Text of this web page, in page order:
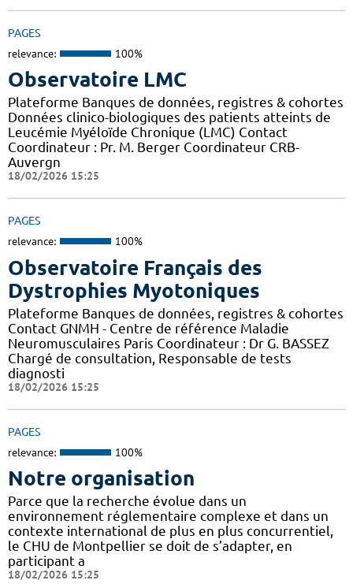
PAGES
relevance: 100%
Observatoire LMC
Plateforme Banques de données, registres & cohortes
Données clinico-biologiques des patients atteints de
Leucémie Myéloïde Chronique (LMC) Contact
Coordinateur : Pr. M. Berger Coordinateur CRB-
Auvergn
18/02/2026 15:25
PAGES
relevance: 100%
Observatoire Français des
Dystrophies Myotoniques
Plateforme Banques de données, registres & cohortes
Contact GNMH - Centre de référence Maladie
Neuromusculaires Paris Coordinateur : Dr G. BASSEZ
Chargé de consultation, Responsable de tests
diagnosti
18/02/2026 15:25
PAGES
relevance: 100%
Notre organisation
Parce que la recherche évolue dans un
environnement réglementaire complexe et dans un
contexte international de plus en plus concurrentiel,
le CHU de Montpellier se doit de s’adapter, en
participant a
18/02/2026 15:25